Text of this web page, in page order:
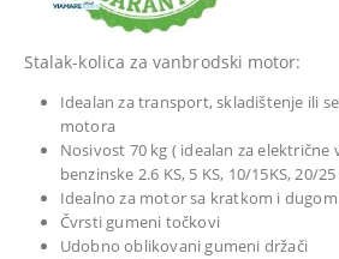
Stalak-kolica za vanbrodski motor:
Idealan za transport, skladištenje ili
motora
Nosivost 70 kg ( idealan za
benzinske 2.6 KS, 5 KS, 10/15KS, 20/25
Idealno za motor sa kratkom i
Čvrsti gumeni točkovi
Udobno oblikovani gumeni držači